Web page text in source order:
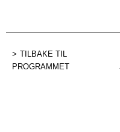
TILBAKE TIL
PROGRAMMET